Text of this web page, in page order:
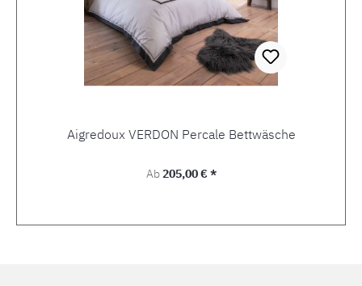
Aigredoux VERDON Percale Bettwäsche
Regulärer Preis:
Ab205,00 € *